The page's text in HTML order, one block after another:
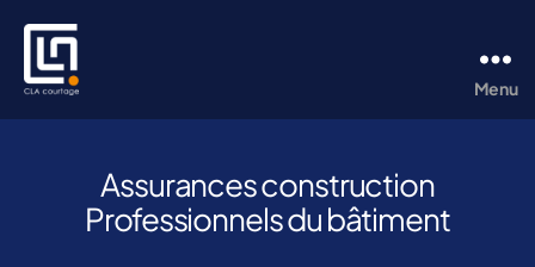
Menu
Assurances construction
Professionnels du bâtiment